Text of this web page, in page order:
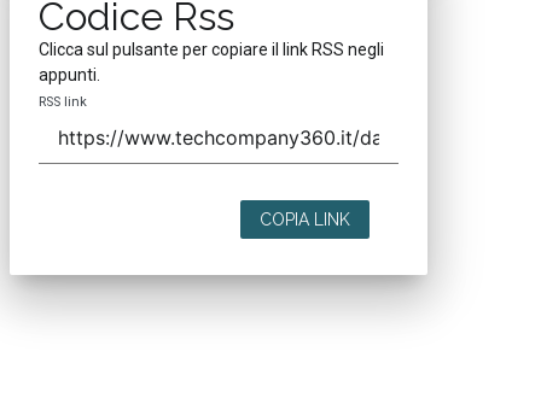
Codice Rss
Clicca sul pulsante per copiare il link RSS negli
appunti.
RSS link
COPIA LINK